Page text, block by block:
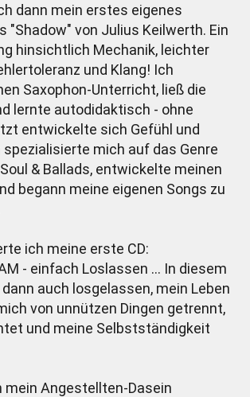
dann mein erstes eigenes
"Shadow" von Julius Keilwerth. Ein
hinsichtlich Mechanik, leichter
und Klang! Ich
Saxophon-Unterricht, ließ die
lernte autodidaktisch - ohne
entwickelte sich Gefühl und
mich auf das Genre
& Ballads, entwickelte meinen
begann meine eigenen Songs zu
ich meine erste CD:
- einfach Loslassen ... In diesem
auch losgelassen, mein Leben
von unnützen Dingen getrennt,
und meine Selbstständigkeit
mein Angestellten-Dasein